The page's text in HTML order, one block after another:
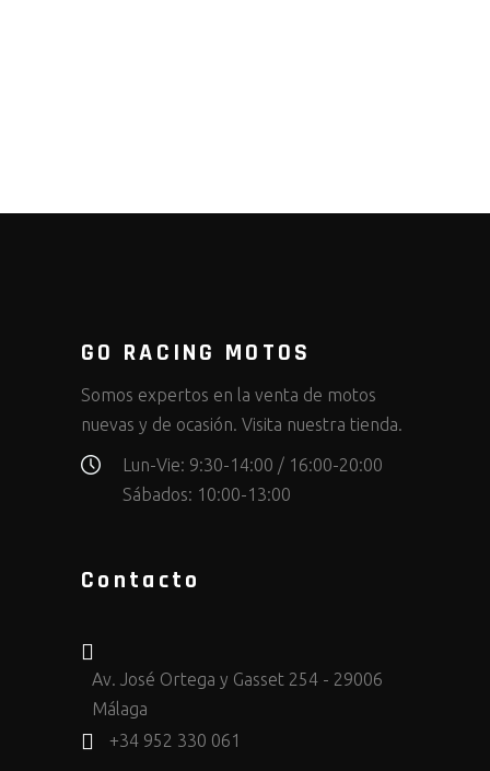
GO RACING MOTOS
Somos expertos en la venta de motos
nuevas y de ocasión. Visita nuestra tienda.
Lun-Vie: 9:30-14:00 / 16:00-20:00
Sábados: 10:00-13:00
Contacto
Av. José Ortega y Gasset 254 - 29006
Málaga
+34 952 330 061